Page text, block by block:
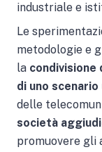
industriale e
Le
metodologie e
la
di uno
delle
società
promuovere gli